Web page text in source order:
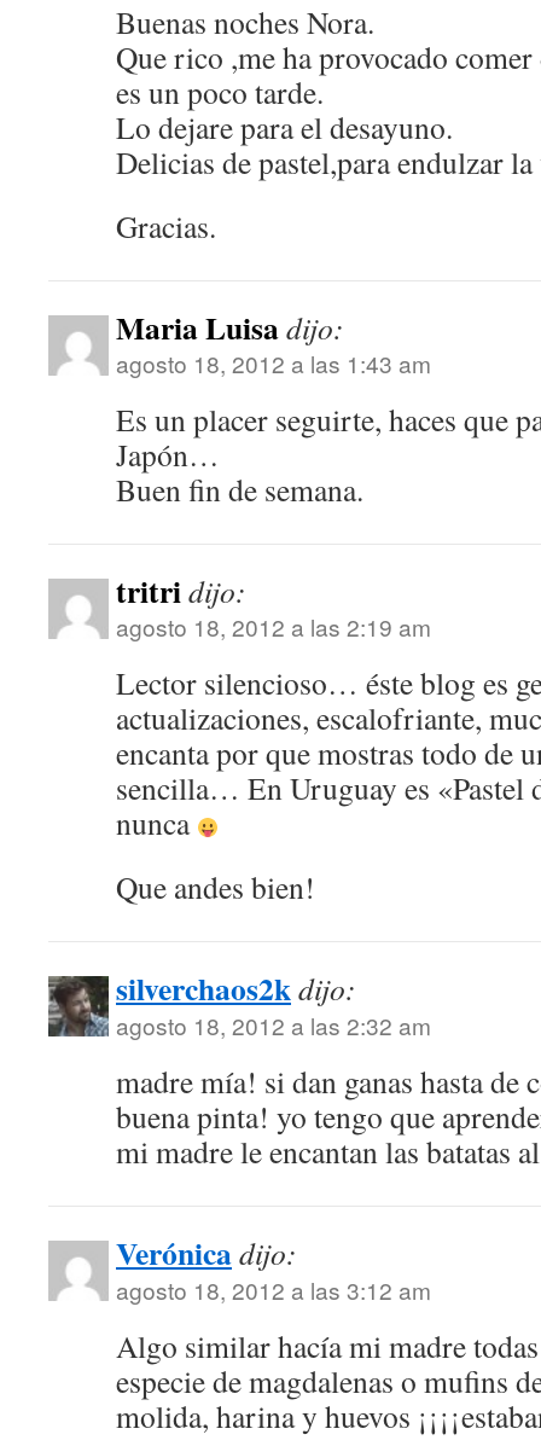
Buenas noches Nora.
Que rico ,me ha provocado
es un poco tarde.
Lo dejare para el desayuno.
Delicias de pastel,para endulzar
Gracias.
Maria Luisadijo:
agosto 18, 2012 a las 1:43 am
Es un placer seguirte, haces que
Japón…
Buen fin de semana.
tritridijo:
agosto 18, 2012 a las 2:19 am
Lector silencioso… éste blog es
actualizaciones, escalofriante,
encanta por que mostras todo de
sencilla… En Uruguay es «Pastel
nunca
Que andes bien!
silverchaos2kdijo:
agosto 18, 2012 a las 2:32 am
madre mía! si dan ganas hasta de
buena pinta! yo tengo que
mi madre le encantan las batatas
Verónicadijo:
agosto 18, 2012 a las 3:12 am
Algo similar hacía mi madre
especie de magdalenas o mufins
molida, harina y huevos